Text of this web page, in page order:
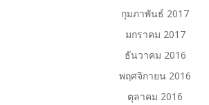
กุมภาพันธ์ 2017
มกราคม 2017
ธันวาคม 2016
พฤศจิกายน 2016
ตุลาคม 2016